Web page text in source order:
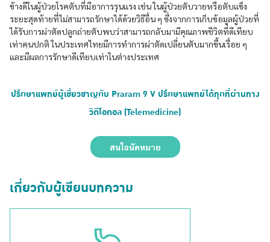
ข้างดีในผู้ป่วยโรคตับที่มีอาการรุนแรง เช่น ในผู้ป่วยตับวายหรือตับแข็ง
ระยะสุดท้ายที่ไม่สามารถรักษาได้ด้วยวิธีอื่น ๆ ซึ่งจากการเก็บข้อมูลผู้ป่วยที่
ได้รับการผ่าตัดปลูกถ่ายตับพบว่าสามารถกลับมามีคุณภาพชีวิตที่ดีเทียบ
เท่าคนปกติ ในประเทศไทยมีการทำการผ่าตัดเปลี่ยนตับมากขึ้นเรื่อย ๆ
และมีผลการรักษาดีเทียบเท่าในต่างประเทศ
ปรึกษาแพทย์ผู้เชี่ยวชาญกับ Praram 9 V ปรึกษาแพทย์ได้ทุกที่ผ่านทาง
วิดีโอคอล (Telemedicine)
สนใจนัดหมาย
เกี่ยวกับผู้เขียนบทความ